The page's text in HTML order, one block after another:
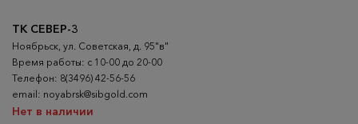
ТК СЕВЕР-3
Ноябрьск, ул. Советская, д. 95"в"
Время работы: с 10-00 до 20-00
Телефон: 8(3496) 42-56-56
email: noyabrsk@sibgold.com
Нет в наличии